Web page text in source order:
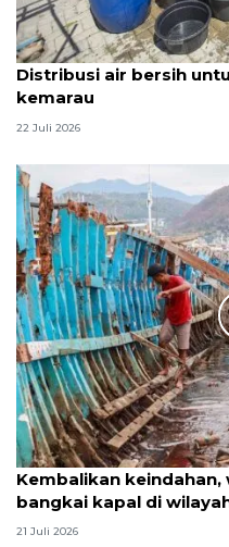
Distribusi air bersih
kemarau
22 Juli 2026
Kembalikan
bangkai kapal di
21 Juli 2026